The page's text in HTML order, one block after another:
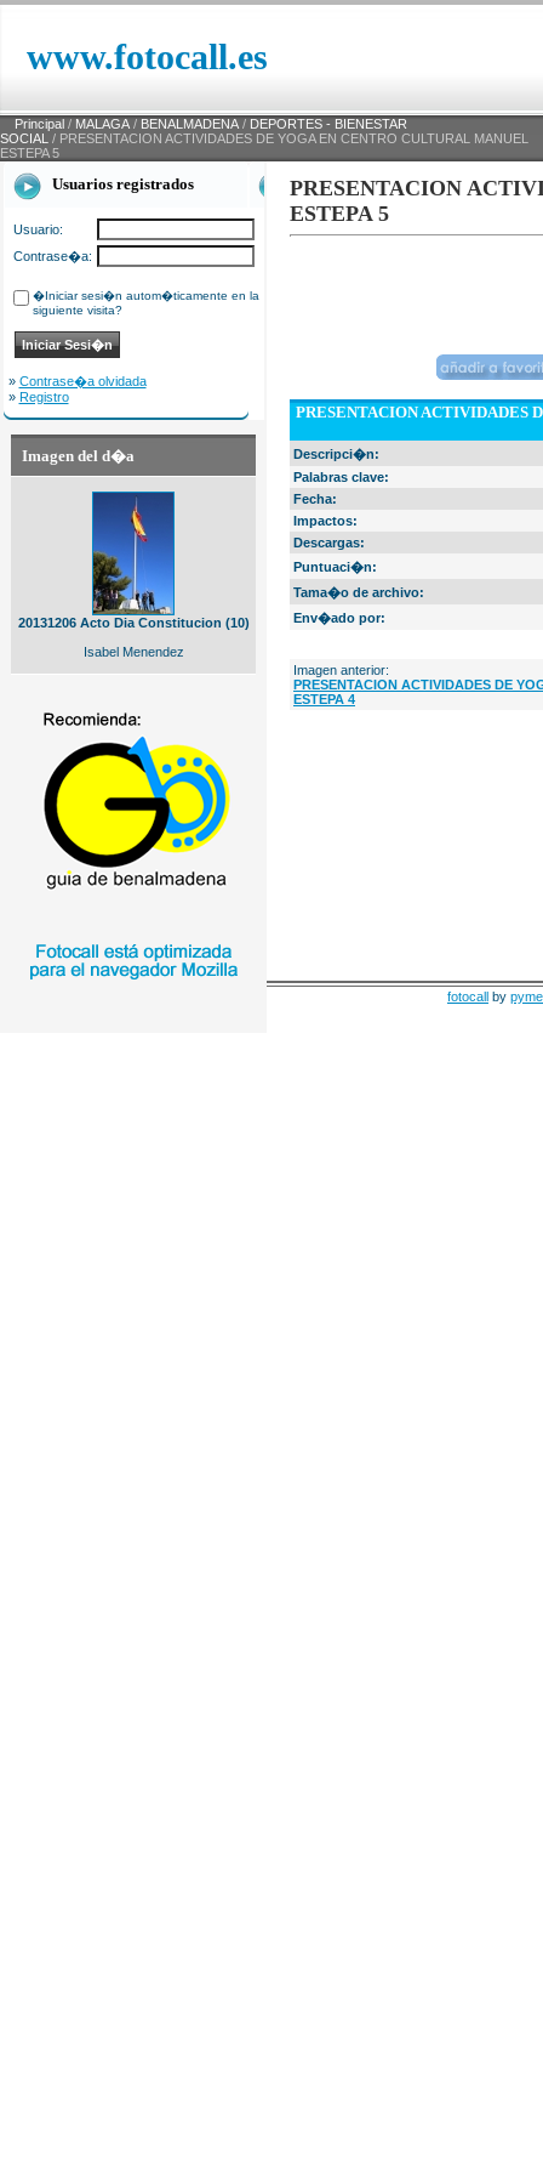
www.fotocall.es
Principal / MALAGA / BENALMADENA / DEPORTES - BIENESTAR
SOCIAL / PRESENTACION ACTIVIDADES DE YOGA EN CENTRO CULTURAL MANUEL
ESTEPA 5
Usuarios registrados
Usuario:
Contrase�a:
�Iniciar sesi�n autom�ticamente en la
siguiente visita?
» Contrase�a olvidada
» Registro
Imagen del d�a
20131206 Acto Dia Constitucion (10)
Isabel Menendez
PRESENTACION
ESTEPA 5
PRESENTACION ACTIVIDADES
Descripci�n:
Palabras clave:
Fecha:
Impactos:
Descargas:
Puntuaci�n:
Tama�o de archivo:
Env�ado por:
Imagen anterior:
PRESENTACION ACTIVIDADES DE
ESTEPA 4
fotocall by